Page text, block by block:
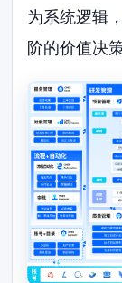
为系统逻辑
阶的价值决